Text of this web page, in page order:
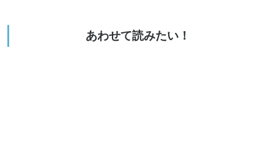
あわせて読みたい！